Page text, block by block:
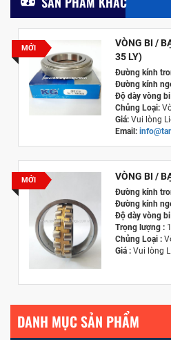
MỚI
VÒNG BI /
35 LY)
Đường kính
Đường kính
Độ dày vòng
Chủng Loại:
Giá:Vui lòng
Email:
MỚI VÒNG BI /
Đường kính
Đường kính
Độ dày vòng
Trọng lượng :
Chủng Loại :
Giá :Vui lòng
DANH MỤC SẢN PHẨM